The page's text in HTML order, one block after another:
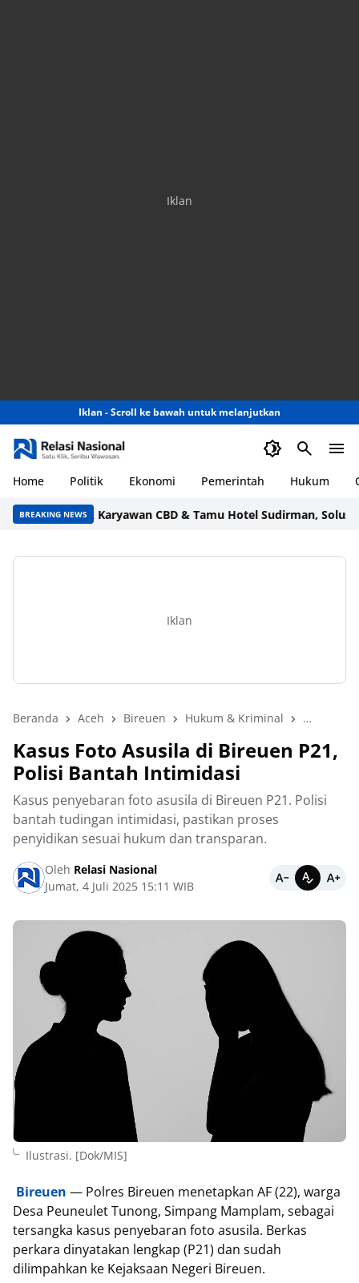
Iklan
Iklan - Scroll ke bawah untuk melanjutkan
Home Politik Ekonomi Pemerintah Hukum
BREAKING NEWS
untuk Karyawan CBD & Tamu Hotel Sudirman, Solusi
Iklan
Beranda Aceh Bireuen Hukum & Kriminal Skandal
Kasus Foto Asusila di Bireuen P21,
Polisi Bantah Intimidasi
Kasus penyebaran foto asusila di Bireuen P21. Polisi
bantah tudingan intimidasi, pastikan proses
penyidikan sesuai hukum dan transparan.
Oleh Relasi Nasional
Jumat, 4 Juli 2025 15:11 WIB
Ilustrasi. [Dok/MIS]
Bireuen — Polres Bireuen menetapkan AF (22), warga
Desa Peuneulet Tunong, Simpang Mamplam, sebagai
tersangka kasus penyebaran foto asusila. Berkas
perkara dinyatakan lengkap (P21) dan sudah
dilimpahkan ke Kejaksaan Negeri Bireuen.